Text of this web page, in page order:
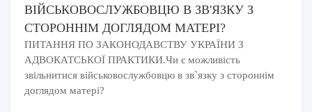
ВІЙСЬКОВОСЛУЖБОВЦЮ В ЗВ'ЯЗКУ З
СТОРОННІМ ДОГЛЯДОМ МАТЕРІ?
ПИТАННЯ ПО ЗАКОНОДАВСТВУ УКРАЇНИ З
АДВОКАТСЬКОЇ ПРАКТИКИ.Чи є можливість
звільнитися військовослужбовцю в зв`язку з стороннім
доглядом матері?